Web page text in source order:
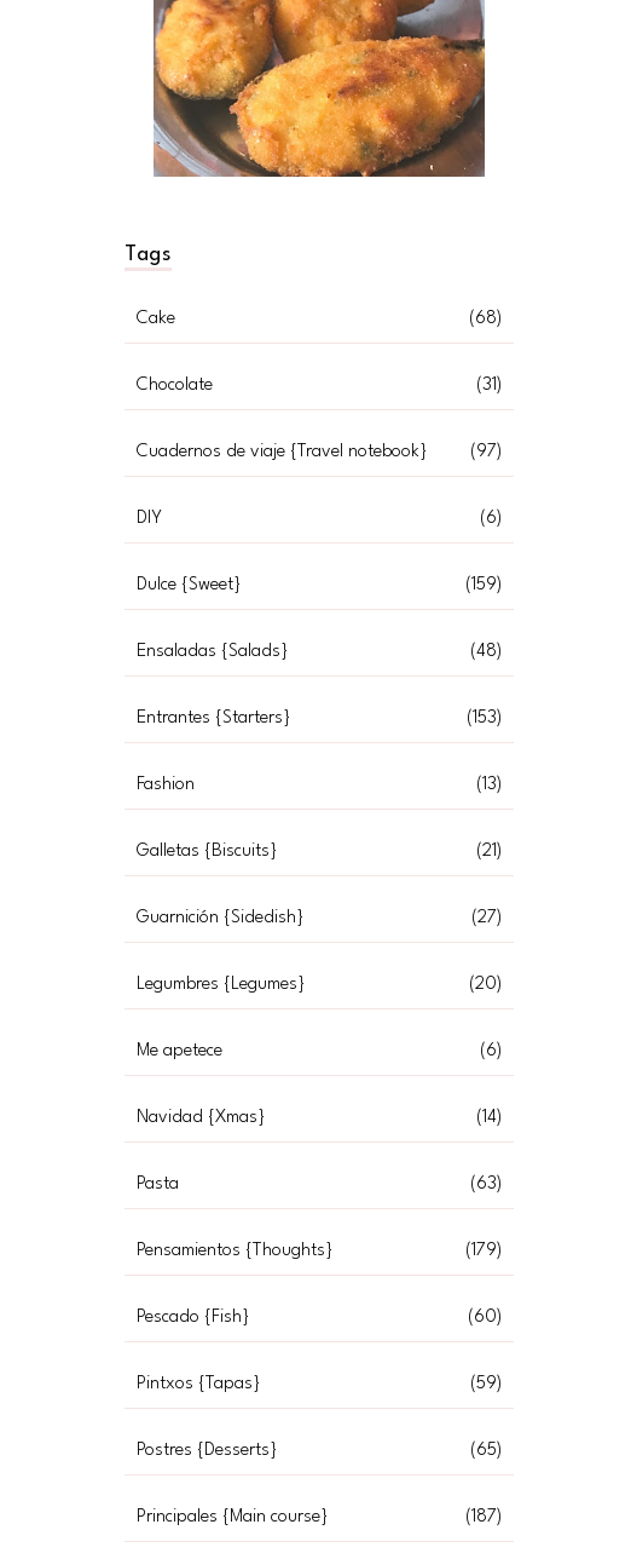
Tags
Cake (68)
Chocolate (31)
Cuadernos de viaje {Travel notebook} (97)
DIY (6)
Dulce {Sweet} (159)
Ensaladas {Salads} (48)
Entrantes {Starters} (153)
Fashion (13)
Galletas {Biscuits} (21)
Guarnición {Sidedish} (27)
Legumbres {Legumes} (20)
Me apetece (6)
Navidad {Xmas} (14)
Pasta (63)
Pensamientos {Thoughts} (179)
Pescado {Fish} (60)
Pintxos {Tapas} (59)
Postres {Desserts} (65)
Principales {Main course} (187)